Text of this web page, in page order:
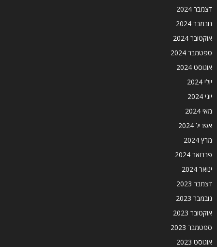
דצמבר 2024
נובמבר 2024
אוקטובר 2024
ספטמבר 2024
אוגוסט 2024
יולי 2024
יוני 2024
מאי 2024
אפריל 2024
מרץ 2024
פברואר 2024
ינואר 2024
דצמבר 2023
נובמבר 2023
אוקטובר 2023
ספטמבר 2023
אוגוסט 2023